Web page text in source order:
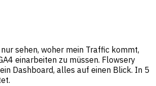
sehen, woher mein Traffic kommt,
einarbeiten zu müssen. Flowsery
Dashboard, alles auf einen Blick. In 5